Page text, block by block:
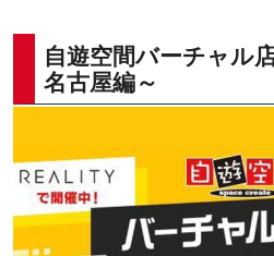
自遊空間バーチャル
名古屋編～